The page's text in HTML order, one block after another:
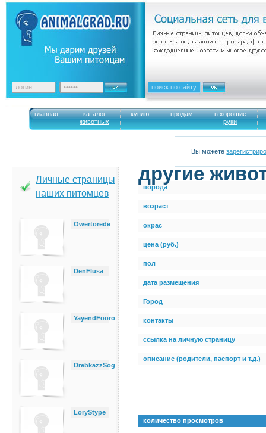
главная
каталог
животных
куплю продам
в хорошие
руки
Вы можете
Личные страницы
наших питомцев
Owertorede
DenFlusa
YayendFooro
DrebkazzSog
LoryStype
другие
порода
возраст
окрас
цена (руб.)
пол
дата размещения
Город
контакты
ссылка на личную страницу
описание (родители, паспорт и т.д.)
количество просмотров